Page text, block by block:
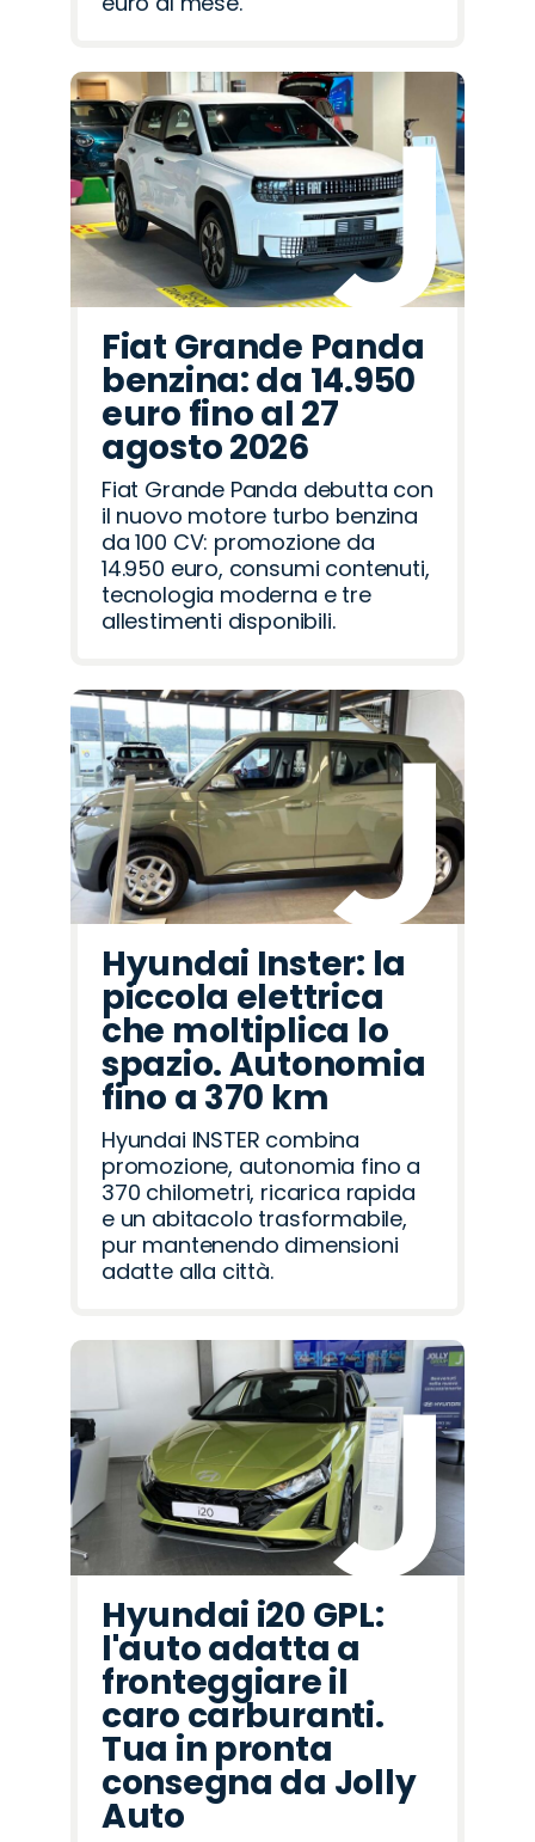
Fiat Grande Panda
benzina: da 14.950
euro fino al 27
agosto 2026
Fiat Grande Panda debutta con
il nuovo motore turbo benzina
da 100 CV: promozione da
14.950 euro, consumi contenuti,
tecnologia moderna e tre
allestimenti disponibili.
Hyundai Inster: la
piccola elettrica
che moltiplica lo
spazio. Autonomia
fino a 370 km
Hyundai INSTER combina
promozione, autonomia fino a
370 chilometri, ricarica rapida
e un abitacolo trasformabile,
pur mantenendo dimensioni
adatte alla città.
Hyundai i20 GPL:
l'auto adatta a
fronteggiare il
caro carburanti.
Tua in pronta
consegna da Jolly
Auto